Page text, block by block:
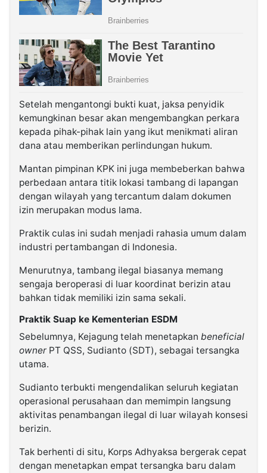
Setelah mengantongi bukti kuat, jaksa penyidik
kemungkinan besar akan mengembangkan perkara
kepada pihak-pihak lain yang ikut menikmati aliran
dana atau memberikan perlindungan hukum.
Mantan pimpinan KPK ini juga membeberkan bahwa
perbedaan antara titik lokasi tambang di lapangan
dengan wilayah yang tercantum dalam dokumen
izin merupakan modus lama.
Praktik culas ini sudah menjadi rahasia umum dalam
industri pertambangan di Indonesia.
Menurutnya, tambang ilegal biasanya memang
sengaja beroperasi di luar koordinat berizin atau
bahkan tidak memiliki izin sama sekali.
Praktik Suap ke Kementerian ESDM
Sebelumnya, Kejagung telah menetapkan beneficial
owner PT QSS, Sudianto (SDT), sebagai tersangka
utama.
Sudianto terbukti mengendalikan seluruh kegiatan
operasional perusahaan dan memimpin langsung
aktivitas penambangan ilegal di luar wilayah konsesi
berizin.
Tak berhenti di situ, Korps Adhyaksa bergerak cepat
dengan menetapkan empat tersangka baru dalam